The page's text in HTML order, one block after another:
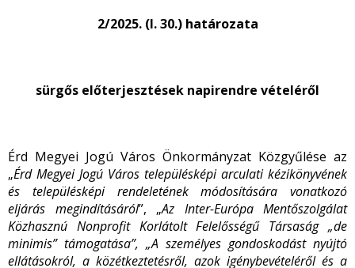
2/2025. (I. 30.) határozata
sürgős előterjesztések napirendre vételéről
Érd Megyei Jogú Város Önkormányzat Közgyűlése az
„Érd Megyei Jogú Város településképi arculati kézikönyvének
és településképi rendeletének módosítására vonatkozó
eljárás megindításáról”, „Az Inter-Európa Mentőszolgálat
Közhasznú Nonprofit Korlátolt Felelősségű Társaság „de
minimis” támogatása”, „A személyes gondoskodást nyújtó
ellátásokról, a közétkeztetésről, azok igénybevételéről és a